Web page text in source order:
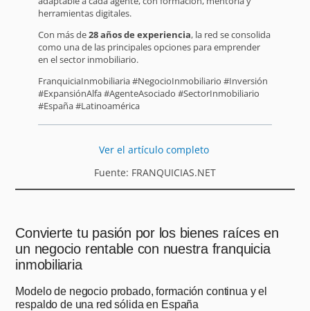
herramientas digitales.
Con más de28 años de experiencia, la red se consolida
como una de las principales opciones para emprender
en el sector inmobiliario.
FranquiciaInmobiliaria #NegocioInmobiliario #Inversión
#ExpansiónAlfa #AgenteAsociado #SectorInmobiliario
#España #Latinoamérica
Ver el artículo completo
Fuente: FRANQUICIAS.NET
Convierte tu pasión por los bienes raíces en
un negocio rentable con nuestra franquicia
inmobiliaria
Modelo de negocio probado, formación continua y el
respaldo de una red sólida en España